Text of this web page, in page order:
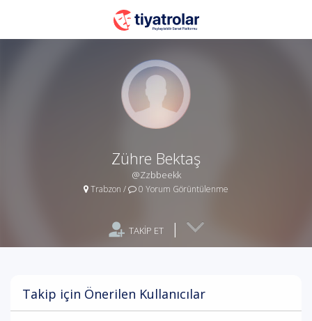
Zühre Bektaş
@Zzbbeekk
Trabzon / 0 Yorum Görüntülenme
TAKİP ET |
Takip için Önerilen Kullanıcılar